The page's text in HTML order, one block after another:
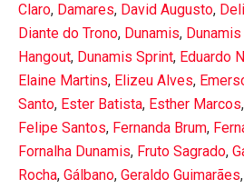
Claro, Damares, David Augusto,
Diante do Trono, Dunamis,
Hangout, Dunamis Sprint, Eduardo
Elaine Martins, Elizeu Alves,
Santo, Ester Batista, Esther Marcos,
Felipe Santos, Fernanda Brum,
Fornalha Dunamis, Fruto Sagrado,
Rocha, Gálbano, Geraldo Guimarães,